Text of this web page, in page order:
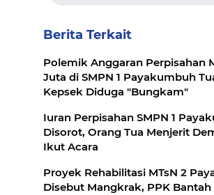
Berita Terkait
Polemik Anggaran Perpisahan
Juta di SMPN 1 Payakumbuh
Kepsek Diduga "Bungkam"
Iuran Perpisahan SMPN 1
Disorot, Orang Tua Menjerit
Ikut Acara
Proyek Rehabilitasi MTsN 2
Disebut Mangkrak, PPK Bantah